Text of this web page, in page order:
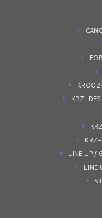
KRZ-
LINE UP /
LINE